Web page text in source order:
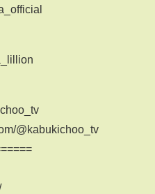
@kabukichoo_tv